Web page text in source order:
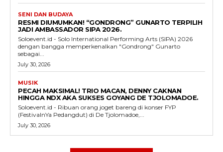
SENI DAN BUDAYA
RESMI DIUMUMKAN! “GONDRONG” GUNARTO TERPILIH
JADI AMBASSADOR SIPA 2026.
Soloevent.id - Solo International Performing Arts (SIPA) 2026
dengan bangga memperkenalkan "Gondrong" Gunarto
sebagai...
July 30, 2026
MUSIK
PECAH MAKSIMAL! TRIO MACAN, DENNY CAKNAN
HINGGA NDX AKA SUKSES GOYANG DE TJOLOMADOE.
Soloevent.id - Ribuan orang joget bareng di konser FYP
(FestivalnYa Pedangdut) di De Tjolomadoe,...
July 30, 2026